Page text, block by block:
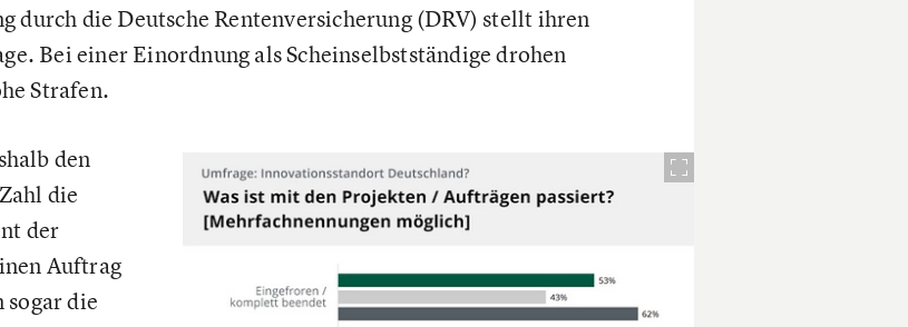
durch die Deutsche Rentenversicherung (DRV) stellt ihren
Bei einer Einordnung als Scheinselbstständige drohen
Strafen.
den
die
der
Auftrag
die